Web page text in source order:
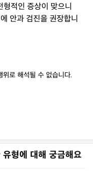
적인 증상이 맞으니
안과 검진을 권장합니
로 해석될 수 없습니다.
형에 대해 궁금해요